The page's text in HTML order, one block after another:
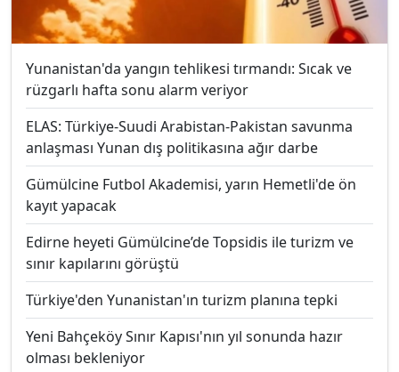
Yunanistan'da yangın tehlikesi tırmandı: Sıcak ve
rüzgarlı hafta sonu alarm veriyor
ELAS: Türkiye-Suudi Arabistan-Pakistan savunma
anlaşması Yunan dış politikasına ağır darbe
Gümülcine Futbol Akademisi, yarın Hemetli'de ön
kayıt yapacak
Edirne heyeti Gümülcine’de Topsidis ile turizm ve
sınır kapılarını görüştü
Türkiye'den Yunanistan'ın turizm planına tepki
Yeni Bahçeköy Sınır Kapısı'nın yıl sonunda hazır
olması bekleniyor